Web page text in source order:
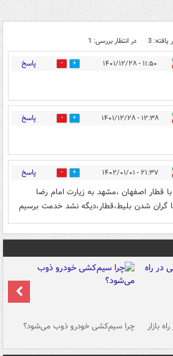
یافته: 3 در انتظار بررسی: 1
۱۱:۵۰ - ۱۴۰۱/۱۲/۲۸ 0 پاسخ
۱۲:۳۸ - ۱۴۰۱/۱۲/۲۸ 1 پاسخ
۲۱:۳۷ - ۱۴۰۲/۰۱/۰۱ 0 پاسخ
سلام امام رضا ع عید ۹۸ با قطار اصفهان ،مشهد به زیارت امام رضا
گران شدن بلیط،قطار،دیگه نشد خدمت برسیم
بازار چرا سیم‌کشی خودرو ذوب می‌شود؟